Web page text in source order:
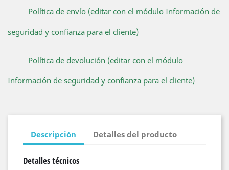
Política de envío (editar con el módulo Información de
seguridad y confianza para el cliente)
Política de devolución (editar con el módulo
Información de seguridad y confianza para el cliente)
Descripción Detalles del producto
Detalles técnicos